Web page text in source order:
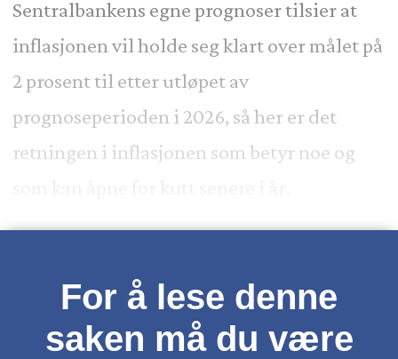
Sentralbankens egne prognoser tilsier at
inflasjonen vil holde seg klart over målet på
2 prosent til etter utløpet av
prognoseperioden i 2026, så her er det
retningen i inflasjonen som betyr noe og
For å lese denne
saken må du være